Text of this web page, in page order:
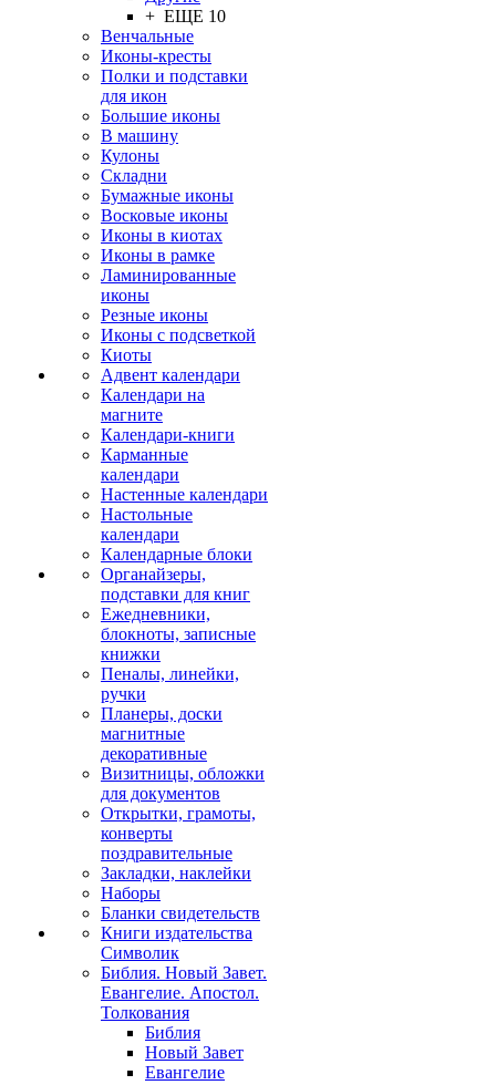
+ ЕЩЕ 10
Венчальные
Иконы-кресты
Полки и подставки
для икон
Большие иконы
В машину
Кулоны
Складни
Бумажные иконы
Восковые иконы
Иконы в киотах
Иконы в рамке
Ламинированные
иконы
Резные иконы
Иконы с подсветкой
Киоты
Адвент календари
Календари на
магните
Календари-книги
Карманные
календари
Настенные календари
Настольные
календари
Календарные блоки
Органайзеры,
подставки для книг
Ежедневники,
блокноты, записные
книжки
Пеналы, линейки,
ручки
Планеры, доски
магнитные
декоративные
Визитницы, обложки
для документов
Открытки, грамоты,
конверты
поздравительные
Закладки, наклейки
Наборы
Бланки свидетельств
Книги издательства
Символик
Библия. Новый Завет.
Евангелие. Апостол.
Толкования
Библия
Новый Завет
Евангелие